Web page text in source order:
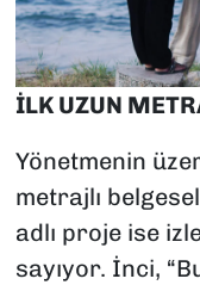
İLK UZUN
Yönetmenin
metrajlı
adlı proje ise
sayıyor. İnci,